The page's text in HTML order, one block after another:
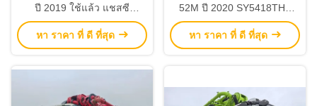
ปี 2019 ใช้แล้ว แชสซี
Mercedes Benz พร้อมการ
ทำงานที่ชาญฉลาดและมี
หา ราคา ที่ ดี ที่สุด
52M ปี 2020 SY5418THB
อุปกรณ์ก่อสร้าง (มือสอง)
หา ราคา ที่ ดี ที่สุด